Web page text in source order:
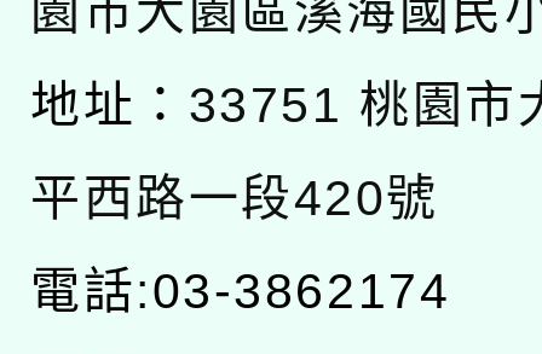
園市大園區溪海國民
地址： 33751 桃園市
平西路一段420號
電話:03-3862174